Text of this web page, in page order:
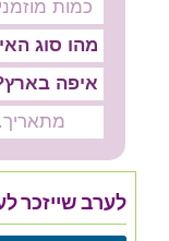
סרטון הסבר
לערב שייזכר